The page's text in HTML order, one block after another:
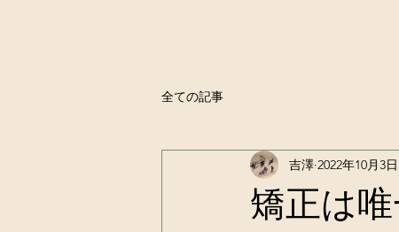
全ての記事
矯正は
吉澤 2022年10月3日